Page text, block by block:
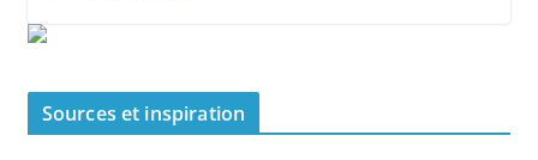
Sources et inspiration